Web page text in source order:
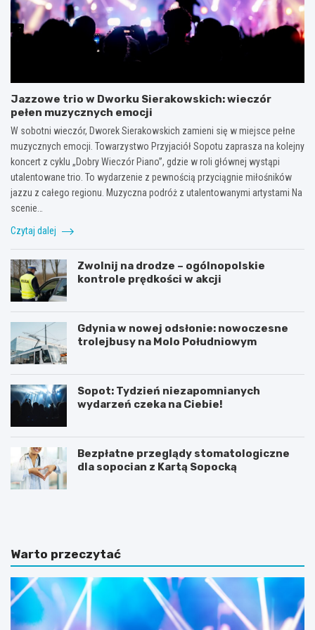
Jazzowe trio w Dworku Sierakowskich: wieczór
pełen muzycznych emocji
W sobotni wieczór, Dworek Sierakowskich zamieni się w miejsce pełne
muzycznych emocji. Towarzystwo Przyjaciół Sopotu zaprasza na kolejny
koncert z cyklu „Dobry Wieczór Piano”, gdzie w roli głównej wystąpi
utalentowane trio. To wydarzenie z pewnością przyciągnie miłośników
jazzu z całego regionu. Muzyczna podróż z utalentowanymi artystami Na
scenie…
Czytaj dalej
Zwolnij na drodze – ogólnopolskie
kontrole prędkości w akcji
Gdynia w nowej odsłonie: nowoczesne
trolejbusy na Molo Południowym
Sopot: Tydzień niezapomnianych
wydarzeń czeka na Ciebie!
Bezpłatne przeglądy stomatologiczne
dla sopocian z Kartą Sopocką
N
g
i
w
S
o
p
Z
n
a
a
u
r
a
Warto przeczytać